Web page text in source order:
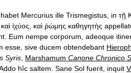
habet Mercurius ille Trismegistus in τῇ
καὶ ἰχύος καὶ ῥώμης καθηγητὴς
Eum nempe corporum adeoque
esse sive ducem obtendebant
Syris Marshamum Canone Chronico
hîc saltem Sane Sol fuerit inquit